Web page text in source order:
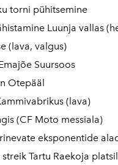
torni pühitsemine
Luunja vallas
(lava, valgus)
Suursoos
Otepääl
(lava)
(CF Moto messiala)
eksponentide
Tartu Raekoja